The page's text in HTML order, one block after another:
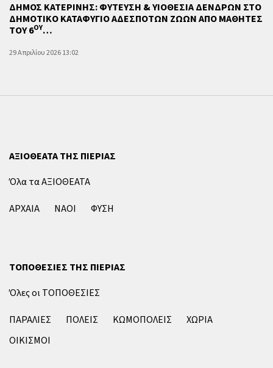
ΔΗΜΟΣ ΚΑΤΕΡΙΝΗΣ: ΦΥΤΕΥΣΗ & ΥΙΟΘΕΣΙΑ ΔΕΝΔΡΩΝ ΣΤΟ
ΔΗΜΟΤΙΚΟ ΚΑΤΑΦΥΓΙΟ ΑΔΕΣΠΟΤΩΝ ΖΩΩΝ ΑΠΟ ΜΑΘΗΤΕΣ
ΤΟΥ 6ΟΥ…
29 Απριλίου 2026 13:02
ΑΞΙΟΘΕΑΤΑ ΤΗΣ ΠΙΕΡΙΑΣ
Όλα τα ΑΞΙΟΘΕΑΤΑ
ΑΡΧΑΙΑ
ΝΑΟΙ ΦΥΣΗ
ΤΟΠΟΘΕΣΙΕΣ ΤΗΣ ΠΙΕΡΙΑΣ
Όλες οι ΤΟΠΟΘΕΣΙΕΣ
ΠΑΡΑΛΙΕΣ
ΠΟΛΕΙΣ ΚΩΜΟΠΟΛΕΙΣ
ΧΩΡΙΑ
ΟΙΚΙΣΜΟΙ